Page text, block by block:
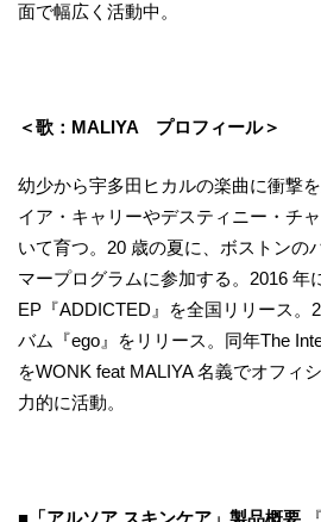
面で幅広く活動中。
＜歌： MALIYA プロフィール＞
幼少から宇多田ヒカルの楽曲に衝撃
イア・キャリーやデスティニー・チ
いて育つ。20 歳の夏に、ボストンの
マープログラムに参加する。2016 年
EP『ADDICTED』を全国リリース。
バム『ego』をリリース。同年The
をWONK feat MALIYA 名義でオフィ
力的に活動。
■「アルソア スキンケア」製品概要